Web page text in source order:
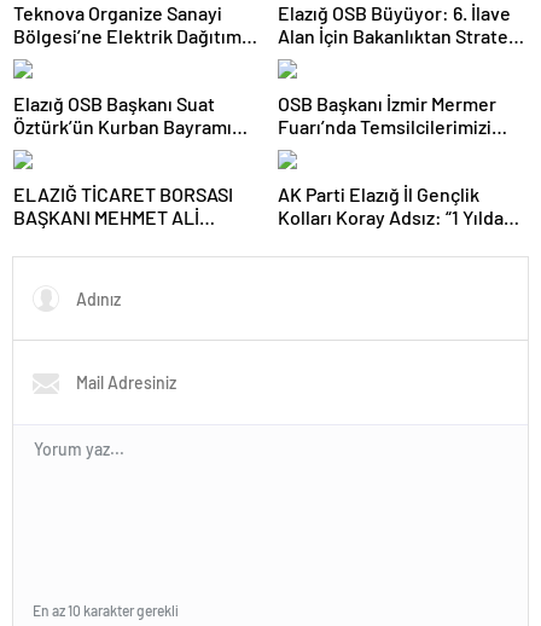
Teknova Organize Sanayi
Bölgesi’ne Elektrik Dağıtım
Lisansı Verildi
Elazığ OSB Büyüyor: 6. İlave
Alan İçin Bakanlıktan Stratejik
Onay!
Elazığ OSB Başkanı Suat
Öztürk’ün Kurban Bayramı
Tebrik Mesajı
OSB Başkanı İzmir Mermer
Fuarı’nda Temsilcilerimizi
Yalnız Bırakmadı
ELAZIĞ TİCARET BORSASI
BAŞKANI MEHMET ALİ
DÜNYA KADINLAR GÜNÜ
MESAJI
AK Parti Elazığ İl Gençlik
Kolları Koray Adsız: “1 Yılda
Kardeşliğin İzini Sahada
En az 10 karakter gerekli